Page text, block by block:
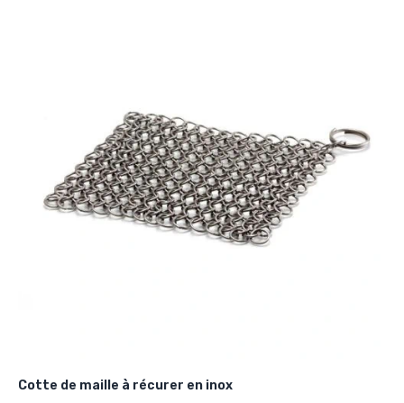
Cotte de maille à récurer en inox